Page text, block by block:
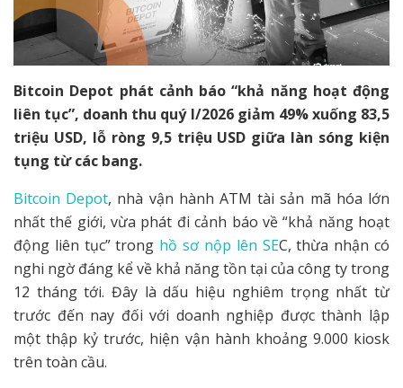
Bitcoin Depot phát cảnh báo “khả năng hoạt động
liên tục”, doanh thu quý I/2026 giảm 49% xuống 83,5
triệu USD, lỗ ròng 9,5 triệu USD giữa làn sóng kiện
tụng từ các bang.
Bitcoin Depot, nhà vận hành ATM tài sản mã hóa lớn
nhất thế giới, vừa phát đi cảnh báo về “khả năng hoạt
động liên tục” trong hồ sơ nộp lên SEC, thừa nhận có
nghi ngờ đáng kể về khả năng tồn tại của công ty trong
12 tháng tới. Đây là dấu hiệu nghiêm trọng nhất từ
trước đến nay đối với doanh nghiệp được thành lập
một thập kỷ trước, hiện vận hành khoảng 9.000 kiosk
trên toàn cầu.